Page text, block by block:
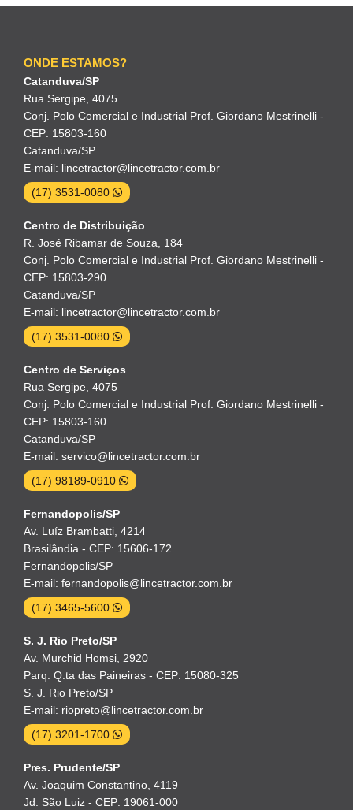
ONDE ESTAMOS?
Catanduva/SP
Rua Sergipe, 4075
Conj. Polo Comercial e Industrial Prof. Giordano Mestrinelli -
CEP: 15803-160
Catanduva/SP
E-mail: lincetractor@lincetractor.com.br
(17) 3531-0080
Centro de Distribuição
R. José Ribamar de Souza, 184
Conj. Polo Comercial e Industrial Prof. Giordano Mestrinelli -
CEP: 15803-290
Catanduva/SP
E-mail: lincetractor@lincetractor.com.br
(17) 3531-0080
Centro de Serviços
Rua Sergipe, 4075
Conj. Polo Comercial e Industrial Prof. Giordano Mestrinelli -
CEP: 15803-160
Catanduva/SP
E-mail: servico@lincetractor.com.br
(17) 98189-0910
Fernandopolis/SP
Av. Luíz Brambatti, 4214
Brasilândia - CEP: 15606-172
Fernandopolis/SP
E-mail: fernandopolis@lincetractor.com.br
(17) 3465-5600
S. J. Rio Preto/SP
Av. Murchid Homsi, 2920
Parq. Q.ta das Paineiras - CEP: 15080-325
S. J. Rio Preto/SP
E-mail: riopreto@lincetractor.com.br
(17) 3201-1700
Pres. Prudente/SP
Av. Joaquim Constantino, 4119
Jd. São Luiz - CEP: 19061-000